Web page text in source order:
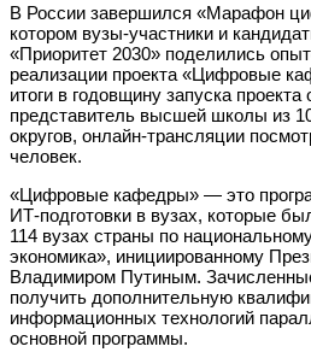
В России завершился «Марафон
котором вузы-участники и
«Приоритет 2030» поделились
реализации проекта «Цифровые
итоги в годовщину запуска проекта
представитель высшей школы из
округов, онлайн-трансляции
человек.
«Цифровые кафедры» — это
ИТ-подготовки в вузах, которые
114 вузах страны по
экономика», инициированному
Владимиром Путиным.
получить дополнительную
информационных технологий
основной программы.